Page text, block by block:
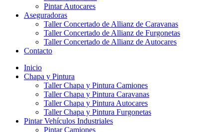
Pintar Autocares
Aseguradoras
Taller Concertado de Allianz de Caravanas
Taller Concertado de Allianz de Furgonetas
Taller Concertado de Allianz de Autocares
Contacto
Inicio
Chapa y Pintura
Taller Chapa y Pintura Camiones
Taller Chapa y Pintura Caravanas
Taller Chapa y Pintura Autocares
Taller Chapa y Pintura Furgonetas
Pintar Vehículos Industriales
Pintar Camiones